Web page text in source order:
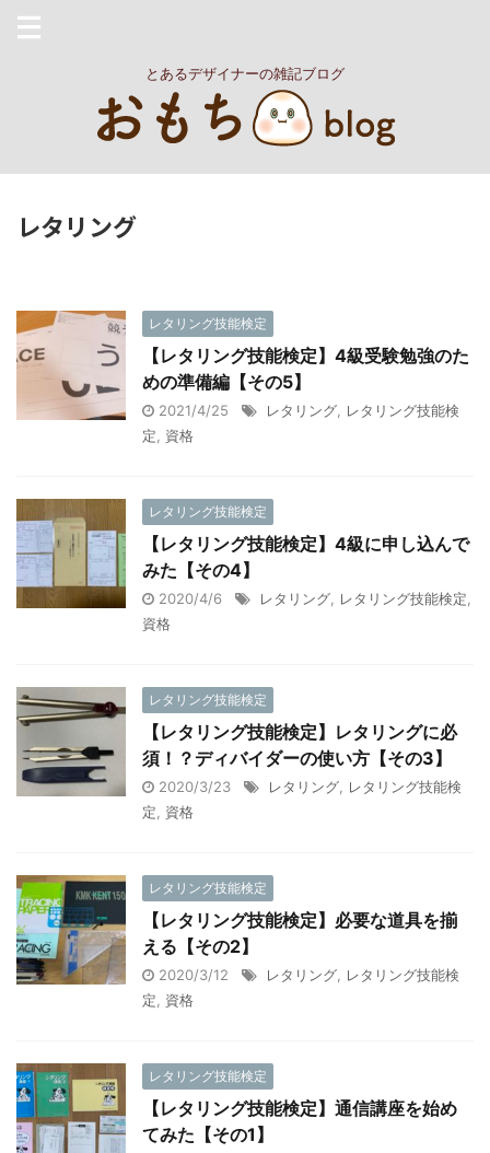
とあるデザイナーの雑記ブログ
レタリング
レタリング技能検定
【レタリング技能検定】4級受験勉強のた
めの準備編【その5】
2021/4/25 レタリング
レタリング技能検
定
資格
レタリング技能検定
【レタリング技能検定】4級に申し込んで
みた【その4】
2020/4/6 レタリング レタリング技能検定
資格
レタリング技能検定
【レタリング技能検定】レタリングに必
須！？ディバイダーの使い方【その3】
2020/3/23 レタリング
レタリング技能検
定
資格
レタリング技能検定
【レタリング技能検定】必要な道具を揃
える【その2】
2020/3/12 レタリング
レタリング技能検
定
資格
レタリング技能検定
【レタリング技能検定】通信講座を始め
てみた【その1】